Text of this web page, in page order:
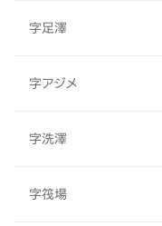
字足澤
字アジメ
字洗澤
字筏場